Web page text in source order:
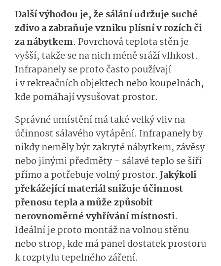
Další výhodou je, že sálání udržuje suché
zdivo a zabraňuje vzniku plísní v rozích či
za nábytkem. Povrchová teplota stěn je
vyšší, takže se na nich méně sráží vlhkost.
Infrapanely se proto často používají
i v rekreačních objektech nebo koupelnách,
kde pomáhají vysušovat prostor.
Správné umístění má také velký vliv na
účinnost sálavého vytápění. Infrapanely by
nikdy neměly být zakryté nábytkem, závěsy
nebo jinými předměty – sálavé teplo se šíří
přímo a potřebuje volný prostor. Jakýkoli
překážející materiál snižuje účinnost
přenosu tepla a může způsobit
nerovnoměrné vyhřívání místnosti.
Ideální je proto montáž na volnou stěnu
nebo strop, kde má panel dostatek prostoru
k rozptylu tepelného záření.